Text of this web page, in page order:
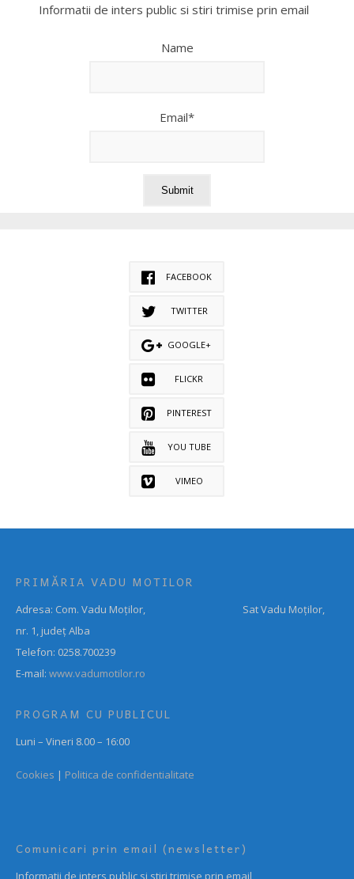
Informatii de inters public si stiri trimise prin email
Name
Email*
FACEBOOK
TWITTER
GOOGLE+
FLICKR
PINTEREST
YOU TUBE
VIMEO
PRIMĂRIA VADU MOTILOR
Adresa: Com. Vadu Moților, Sat Vadu Moților,
nr. 1, județ Alba
Telefon: 0258.700239
E-mail: www.vadumotilor.ro
PROGRAM CU PUBLICUL
Luni – Vineri 8.00 – 16:00
Cookies | Politica de confidentialitate
Comunicari prin email (newsletter)
Informatii de inters public si stiri trimise prin email